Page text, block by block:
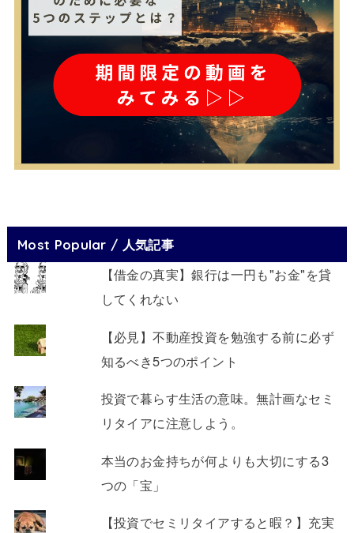
Most Popular / 人気記事
【借金の真実】銀行は一円も"お金"を貸
してくれない
【必見】不動産投資を勉強する前に必ず
知るべき5つのポイント
投資で暮らす生活の意味。無計画なセミ
リタイアに注意しよう。
本当のお金持ちが何よりも大切にする3
つの「宝」
【投資でセミリタイアすると暇？】充実